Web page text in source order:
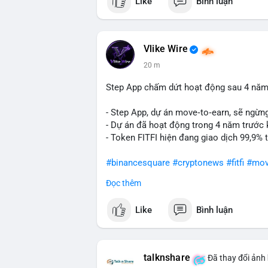
nhiên, việc di chuyển một lượng BTC
khởi đầu cho chiến dịch gom hàng
thông. Ngược lại, nếu dòng tiền đổ về
lời ngắn hạn.
rút khỏi sàn với tần suất tăng, đó là tín
#9dot608btc #619kusd #vilanh
Vlike Wire
20 m
Step App chấm dứt hoạt động sau 4
- Step App, dự án move‑to‑earn, sẽ
- Dự án đã hoạt động trong 4 năm trước
- Token FITFI hiện đang giao dịch
#binancesquare #cryptonews #fitfi
$fitfi
#vlikevn #titanbot
Đọc thêm
Like Bình luận
talknshare Đã thay đổi ảnh